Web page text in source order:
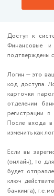
Доступ к
Финансовые
подтверждены
Логин — это
код доступа.
карточки
отделении
регистрации
После входа в
изменить как
Если вы
(онлайн), то
будет
ключ
банкинга), т.е.